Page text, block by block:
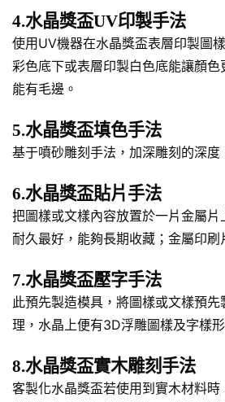
4.水晶獎盃UV印製手法
使用UV機器在水晶獎盃表層印製圖
彩色底下或表層印製白色底能讓顏
能有毛邊。
5.水晶獎盃填色手法
基于噴砂雕刻手法，加深雕刻的深
6.水晶獎盃貼片手法
把圖樣或文樣內容放置於一片金屬
耐久最好，能夠長期收藏；金屬印
7.水晶獎盃壓字手法
此預先製造模具，將圖樣或文樣預
理，水晶上便有3D浮雕圖樣及字樣
8.水晶獎盃實木雕刻手法
客製化水晶獎盃若使用到實木材料